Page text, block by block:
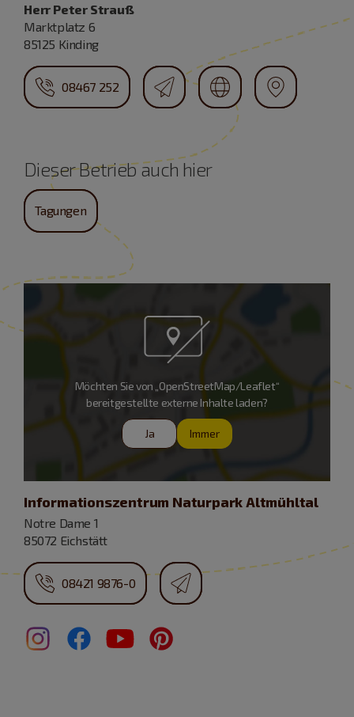
Herr Peter Strauß
Marktplatz 6
85125 Kinding
08467 252
Dieser Betrieb auch hier
Tagungen
Möchten Sie von „OpenStreetMap/Leaflet“
bereitgestellte externe Inhalte laden?
Ja Immer
Informationszentrum Naturpark Altmühltal
Notre Dame 1
85072 Eichstätt
08421 9876-0